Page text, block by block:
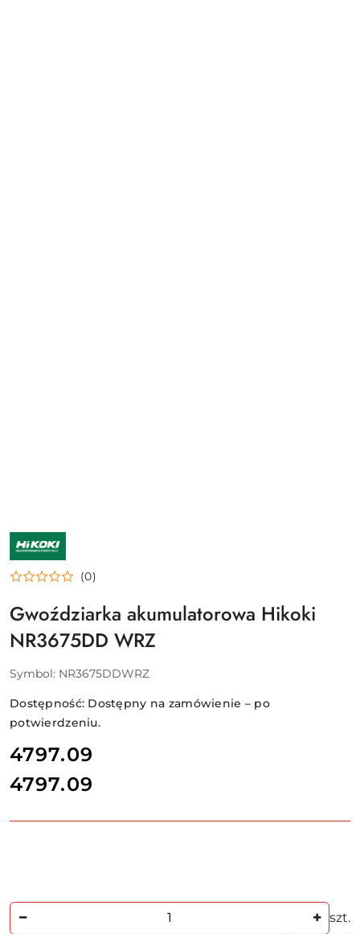
NAZWA
PRODUCENTA:
HIKOKI
(0)
Gwoździarka akumulatorowa Hikoki
NR3675DD WRZ
Symbol: NR3675DDWRZ
Dostępność: Dostępny na zamówienie – po
potwierdzeniu.
cena:
4797.09
Cena:
4797.09
Ilość szt.